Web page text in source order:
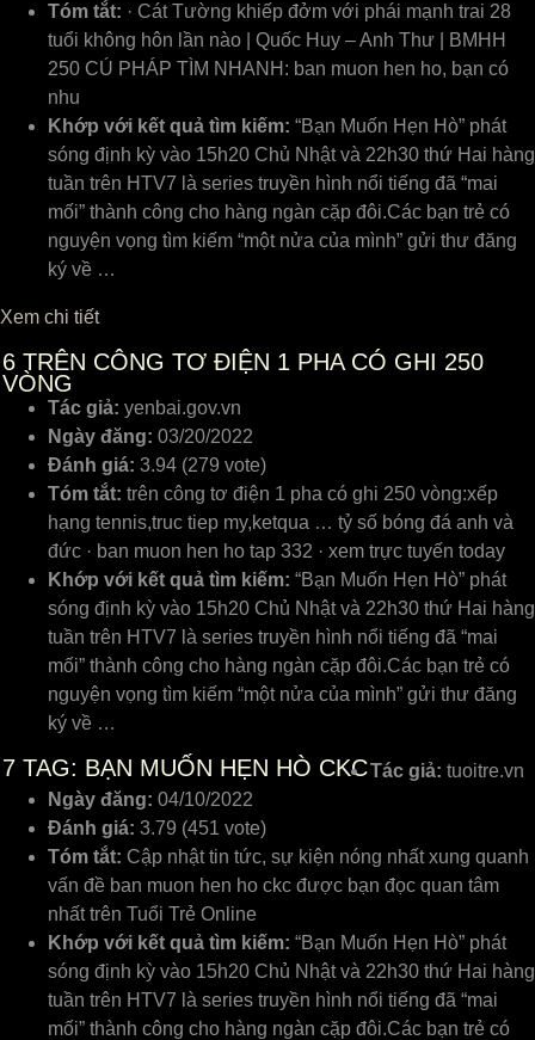
Tóm tắt: · Cát Tường khiếp đởm với phái mạnh trai 28
tuổi không hôn lần nào | Quốc Huy – Anh Thư | BMHH
250 CÚ PHÁP TÌM NHANH: ban muon hen ho, bạn có
nhu
Khớp với kết quả tìm kiếm: “Bạn Muốn Hẹn Hò” phát
sóng định kỳ vào 15h20 Chủ Nhật và 22h30 thứ Hai hàng
tuần trên HTV7 là series truyền hình nổi tiếng đã “mai
mối” thành công cho hàng ngàn cặp đôi.Các bạn trẻ có
nguyện vọng tìm kiếm “một nửa của mình” gửi thư đăng
ký về …
Xem chi tiết
6 TRÊN CÔNG TƠ ĐIỆN 1 PHA CÓ GHI 250
VÒNG
Tác giả: yenbai.gov.vn
Ngày đăng: 03/20/2022
Đánh giá: 3.94 (279 vote)
Tóm tắt: trên công tơ điện 1 pha có ghi 250 vòng:xếp
hạng tennis,truc tiep my,ketqua … tỷ số bóng đá anh và
đức · ban muon hen ho tap 332 · xem trực tuyến today
Khớp với kết quả tìm kiếm: “Bạn Muốn Hẹn Hò” phát
sóng định kỳ vào 15h20 Chủ Nhật và 22h30 thứ Hai hàng
tuần trên HTV7 là series truyền hình nổi tiếng đã “mai
mối” thành công cho hàng ngàn cặp đôi.Các bạn trẻ có
nguyện vọng tìm kiếm “một nửa của mình” gửi thư đăng
ký về …
7 TAG: BẠN MUỐN HẸN HÒ CKCTác giả: tuoitre.vn
Ngày đăng: 04/10/2022
Đánh giá: 3.79 (451 vote)
Tóm tắt: Cập nhật tin tức, sự kiện nóng nhất xung quanh
vấn đề ban muon hen ho ckc được bạn đọc quan tâm
nhất trên Tuổi Trẻ Online
Khớp với kết quả tìm kiếm: “Bạn Muốn Hẹn Hò” phát
sóng định kỳ vào 15h20 Chủ Nhật và 22h30 thứ Hai hàng
tuần trên HTV7 là series truyền hình nổi tiếng đã “mai
mối” thành công cho hàng ngàn cặp đôi.Các bạn trẻ có